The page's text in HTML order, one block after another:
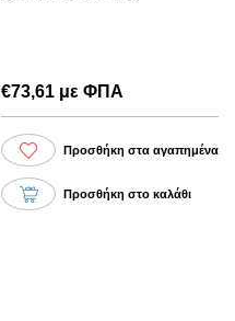
€73,61 με ΦΠΑ
Προσθήκη στα αγαπημένα
Προσθήκη στο καλάθι